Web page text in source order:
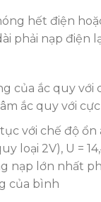
hết điện
phải nạp điện
của ắc quy với
ắc quy với
với chế độ ổn
loại 2V), U =
nạp lớn nhất
của bình